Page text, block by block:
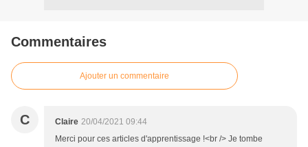
Commentaires
Ajouter un commentaire
C Claire 20/04/2021 09:44
Merci pour ces articles d'apprentissage !<br /> Je tombe